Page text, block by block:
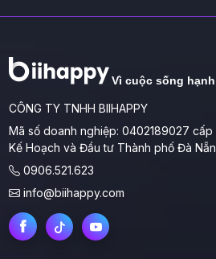
Vì cuộc sống
CÔNG TY TNHH BIIHAPPY
Mã số doanh nghiệp: 0402189027
Kế Hoạch và Đầu tư Thành phố Đà
0906.521.623
info@biihappy.com